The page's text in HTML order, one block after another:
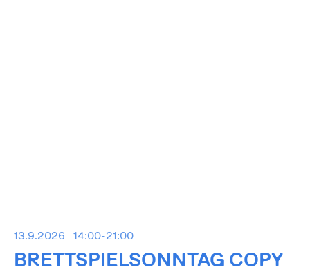
13.9.2026 14:00-21:00
BRETTSPIELSONNTAG COPY